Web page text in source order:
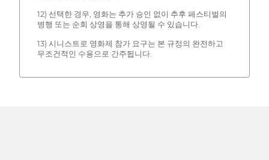
12) 선택한 경우, 영화는 추가 승인 없이 추후 페스티벌의
병행 또는 순회 상영을 통해 상영될 수 있습니다.
13) 시니스트로 영화제 참가 요구는 본 규정의 완전하고
무조건적인 수용으로 간주됩니다.